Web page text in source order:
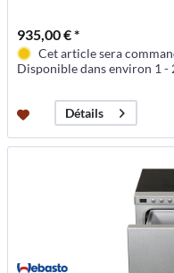
935,00 € *
Cet article sera
Disponible dans environ 1 -
Détails